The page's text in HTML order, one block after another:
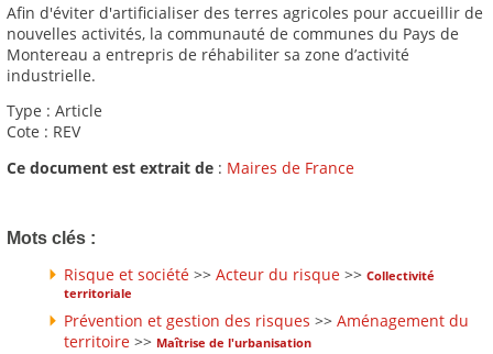
Afin d'éviter d'artificialiser des terres agricoles pour accueillir de
nouvelles activités, la communauté de communes du Pays de
Montereau a entrepris de réhabiliter sa zone d’activité
industrielle.
Type : Article
Cote : REV
Ce document est extrait de : Maires de France
Mots clés :
Risque et société >> Acteur du risque >> Collectivité
territoriale
Prévention et gestion des risques >> Aménagement du
territoire >> Maîtrise de l'urbanisation